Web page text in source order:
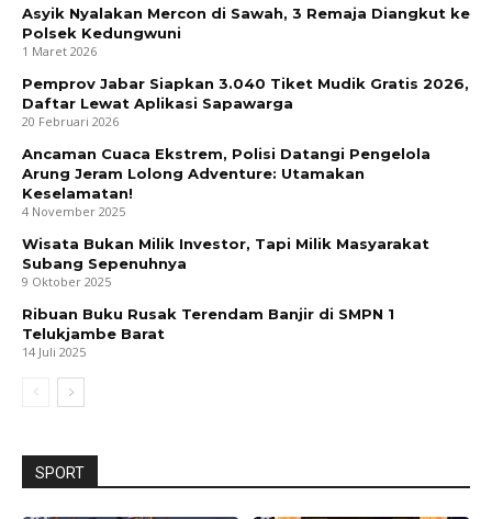
Asyik Nyalakan Mercon di Sawah, 3 Remaja Diangkut ke
Polsek Kedungwuni
1 Maret 2026
Pemprov Jabar Siapkan 3.040 Tiket Mudik Gratis 2026,
Daftar Lewat Aplikasi Sapawarga
20 Februari 2026
Ancaman Cuaca Ekstrem, Polisi Datangi Pengelola
Arung Jeram Lolong Adventure: Utamakan
Keselamatan!
4 November 2025
Wisata Bukan Milik Investor, Tapi Milik Masyarakat
Subang Sepenuhnya
9 Oktober 2025
Ribuan Buku Rusak Terendam Banjir di SMPN 1
Telukjambe Barat
14 Juli 2025
SPORT